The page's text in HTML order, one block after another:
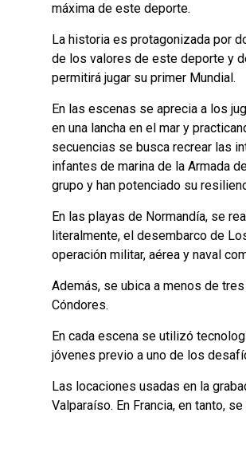
máxima de este deporte.
La historia es protagonizada por
de los valores de este deporte y
permitirá jugar su primer Mundial.
En las escenas se aprecia a los
en una lancha en el mar y
secuencias se busca recrear las
infantes de marina de la Armada
grupo y han potenciado su
En las playas de Normandía, se
literalmente, el desembarco de
operación militar, aérea y naval
Además, se ubica a menos de
Cóndores.
En cada escena se utilizó
jóvenes previo a uno de los
Las locaciones usadas en la
Valparaíso. En Francia, en tanto,